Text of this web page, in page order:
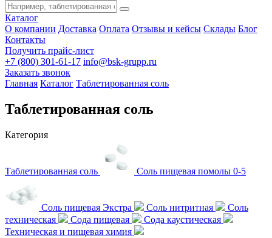
Каталог
О компании Доставка Оплата Отзывы и кейсы Склады Блог
Контакты
Получить прайс-лист
+7 (800) 301-61-17 info@bsk-grupp.ru
Заказать звонок
Главная Каталог Таблетированная соль
Таблетированная соль
Категория
Таблетированная соль Соль пищевая помолы 0-5
Соль пищевая Экстра Соль нитритная
Соль
техническая
Сода пищевая
Сода каустическая
Техническая и пищевая химия